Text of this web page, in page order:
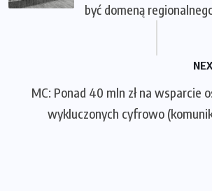
być domeną
MC: Ponad 40 mln zł na wsparcie
wykluczonych cyfrowo